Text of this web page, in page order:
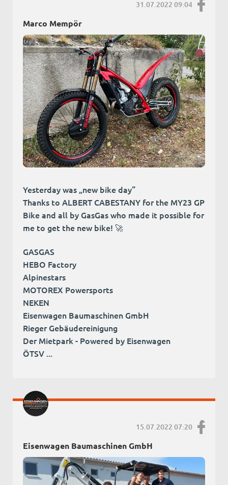
31.07.2022 09:04
Marco Mempör
Yesterday was „new bike day“
Thanks to ALBERT CABESTANY for the MY23 GP
Bike and all by GasGas who made it possible for
me to get the new bike! 🚀
GASGAS
HEBO Factory
Alpinestars
MOTOREX Powersports
NEKEN
Eisenwagen Baumaschinen GmbH
Rieger Gebäudereinigung
Der Mietpark - Powered by Eisenwagen
ÖTSV ...
15.07.2022 07:20
Eisenwagen Baumaschinen GmbH